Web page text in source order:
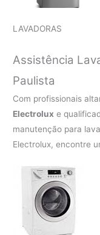
LAVADORAS
Assistência
Paulista
Com profissionais
Electrolux e
manutenção para
Electrolux, encontre